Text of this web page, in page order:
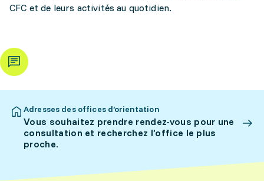
CFC et de leurs activités au quotidien.
Adresses des offices d’orientation
Vous souhaitez prendre rendez-vous pour une
consultation et recherchez l’office le plus
proche.